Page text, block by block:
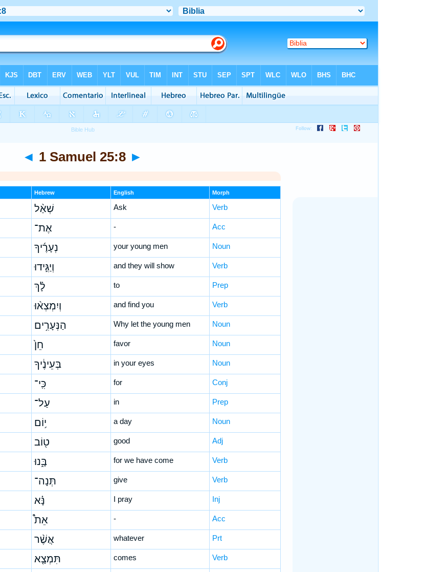
◄ 1 Samuel 25:8 ►
Hebrew English Morph
שְׁאַ֨ל Ask Verb
אֶת־ - Acc
נְעָרֶ֜יךָ your young men Noun
וְיַגִּ֣ידוּ and they will show Verb
לָ֗ךְ to Prep
וְיִמְצְא֨וּ and find you Verb
הַנְּעָרִ֥ים Why let the young men Noun
חֵן֙ favor Noun
בְּעֵינֶ֔יךָ in your eyes Noun
כִּֽי־ for Conj
עַל־ in Prep
י֥וֹם a day Noun
ט֖וֹב good Adj
בָּ֑נוּ for we have come Verb
תְּנָה־ give Verb
נָּ֗א I pray Inj
אֵת֩ - Acc
אֲשֶׁ֨ר whatever Prt
תִּמְצָ֤א comes Verb